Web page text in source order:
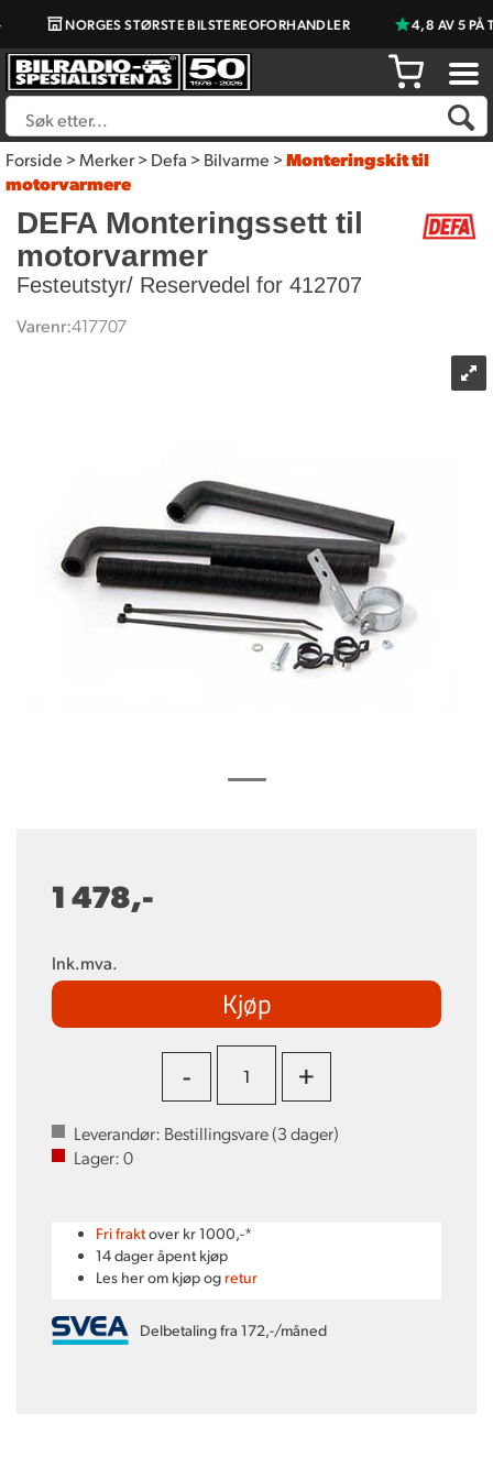
NORGES STØRSTE BILSTEREOFORHANDLER 4,8 AV 5 PÅ
Forside>Merker>Defa>Bilvarme>Monteringskit til
motorvarmere
DEFA Monteringssett til
motorvarmer
Festeutstyr/ Reservedel for 412707
Varenr:417707
1 478,-
Ink.mva.
Kjøp
- +
Leverandør: Bestillingsvare (3dager)
Lager:0
Fri fraktover kr 1000,-*
14 dager åpent kjøp
Les her om kjøp og retur
Delbetaling fra 172,-/måned